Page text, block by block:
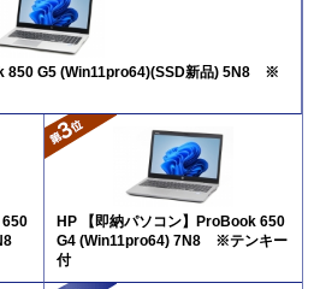
850 G5 (Win11pro64)(SSD新品) 5N8 ※
650
HP 【即納パソコン】ProBook 650
G4 (Win11pro64) 7N8 ※テンキー
付